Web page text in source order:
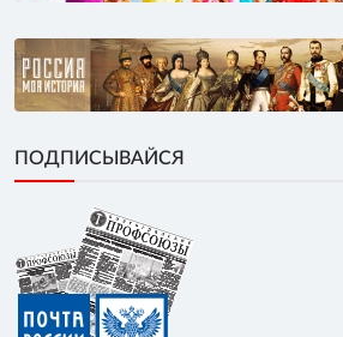
ПОДПИСЫВАЙСЯ